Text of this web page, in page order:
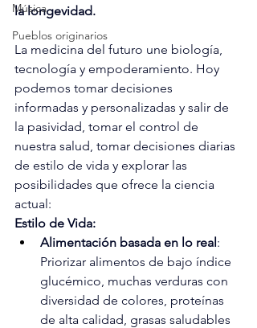
Música
Pueblos originarios
la longevidad.
La medicina del futuro une biología,
tecnología y empoderamiento. Hoy
podemos tomar decisiones
informadas y personalizadas y salir de
la pasividad, tomar el control de
nuestra salud, tomar decisiones diarias
de estilo de vida y explorar las
posibilidades que ofrece la ciencia
actual:
Estilo de Vida:
Alimentación basada en lo real:
Priorizar alimentos de bajo índice
glucémico, muchas verduras con
diversidad de colores, proteínas
de alta calidad, grasas saludables